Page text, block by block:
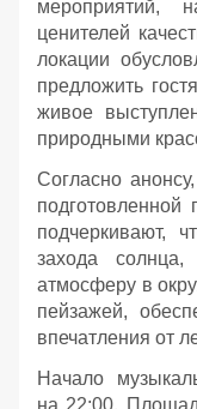
мероприятий,
ценителей
локации
предложить
живое
природными
Согласно
подчеркивают,
захода
атмосферу в
пейзажей,
впечатления от
Начало
на 22:00.